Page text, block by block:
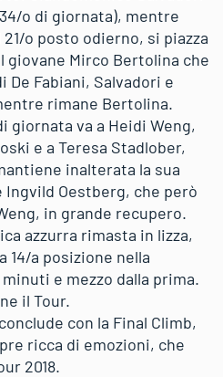
o di giornata), mentre
o posto odierno, si piazza
giovane Mirco Bertolina che
De Fabiani, Salvadori e
rimane Bertolina.
giornata va a Heidi Weng,
e a Teresa Stadlober,
inalterata la sua
Oestberg, che però
in grande recupero.
azzurra rimasta in lizza,
14/a posizione nella
e mezzo dalla prima.
il Tour.
con la Final Climb,
ricca di emozioni, che
2018.